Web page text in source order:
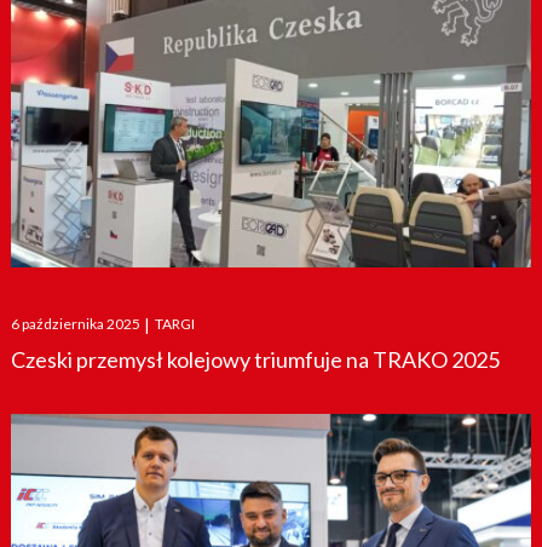
Posted
on
6 października 2025 | TARGI
Czeski przemysł kolejowy triumfuje na TRAKO 2025